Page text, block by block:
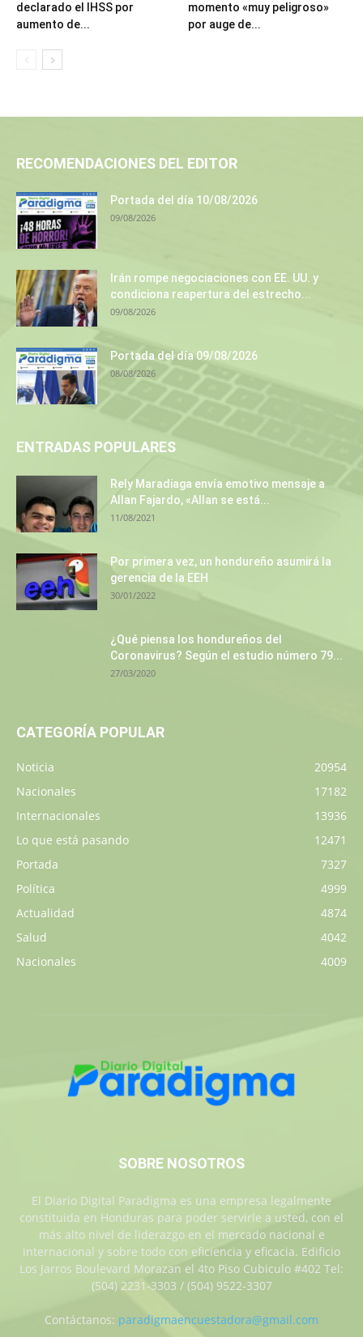
declarado el IHSS por
aumento de...
momento «muy peligroso»
por auge de...
RECOMENDACIONES DEL EDITOR
Portada del día 10/08/2026
09/08/2026
Irán rompe negociaciones con EE. UU. y
condiciona reapertura del estrecho...
09/08/2026
Portada del día 09/08/2026
08/08/2026
ENTRADAS POPULARES
Rely Maradiaga envía emotivo mensaje a
Allan Fajardo, «Allan se está...
11/08/2021
Por primera vez, un hondureño asumirá la
gerencia de la EEH
30/01/2022
¿Qué piensa los hondureños del
Coronavirus? Según el estudio número 79...
27/03/2020
CATEGORÍA POPULAR
Noticia
20954
Nacionales
17182
Internacionales
13936
Lo que está pasando
12471
Portada
7327
Política
4999
Actualidad
4874
Salud
4042
Nacionales
4009
SOBRE NOSOTROS
El Diario Digital Paradigma es una empresa legalmente
constituida en Honduras para poder servirle a usted, con el
más alto nivel de liderazgo en el mercado nacional e
internacional y sobre todo con eficiencia y eficacia. Edificio
Los Jarros Boulevard Morazan el 4to Piso Cubiculo #402 Tel:
(504) 2231-3303 / (504) 9522-3307
Contáctanos: paradigmaencuestadora@gmail.com